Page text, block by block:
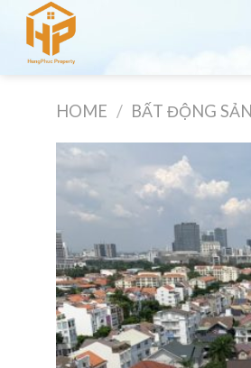
content
HOME / BẤT ĐỘNG